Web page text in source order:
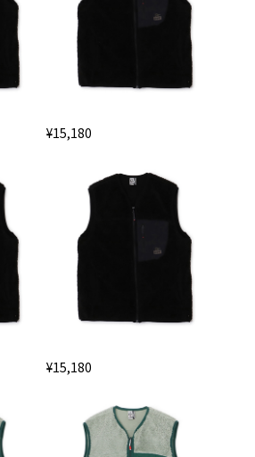
¥15,180
¥15,180